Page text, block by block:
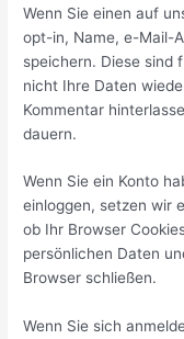
Wenn Sie einen auf
opt-in, Name, e-Mail-
speichern. Diese sind
nicht Ihre Daten
Kommentar
dauern.
Wenn Sie ein Konto
einloggen, setzen wir
ob Ihr Browser
persönlichen Daten
Browser schließen.
Wenn Sie sich